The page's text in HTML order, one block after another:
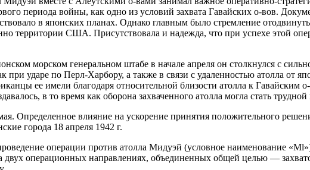
периода войны, как одно из условий захвата Гавайских о-вов.
в японских планах. Однако главным было стремление
территории США. Присутствовала и надежда, что при успехе этой
морском генеральном штабе в начале апреля он столкнулся с
при ударе по Перл-Харбору, а также в связи с удаленностью атолла от
ее имели благодаря относительной близости атолла к Гавайским
в то время как оборона захваченного атолла могла стать
Определенное влияние на ускорение принятия положительного
города 18 апреля 1942 г.
операции против атолла Мидуэй (условное наименование
двух операционных направлениях, объединенных общей целью —